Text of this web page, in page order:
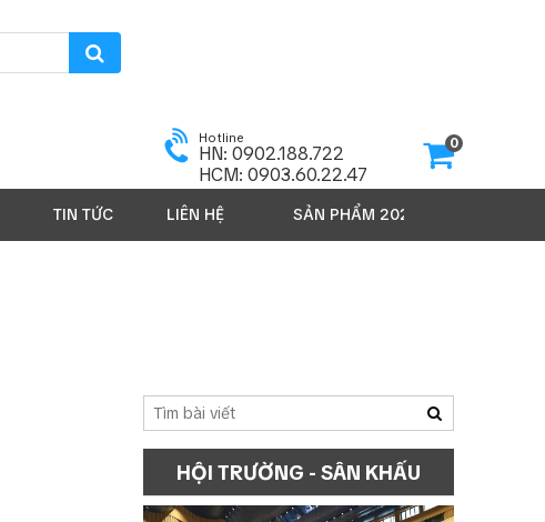
Hotline
HN: 0902.188.722
HCM: 0903.60.22.47
0
TIN TỨC LIÊN HỆ
SẢN PHẨM 2026
HỘI TRƯỜNG - SÂN KHẤU